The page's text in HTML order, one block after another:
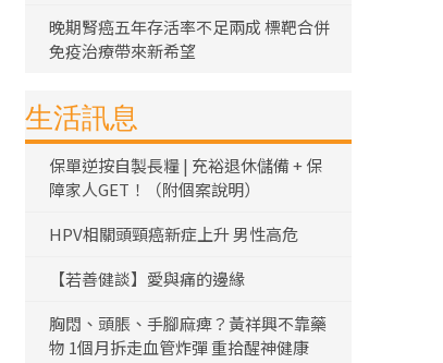
晚期腎癌五年存活率不足兩成 標靶合併
免疫治療帶來新希望
生活訊息
保單逆按自製長糧 | 充裕退休儲備 + 保
障家人GET！（附個案說明）
HPV相關頭頸癌新症上升 男性高危
【若善健談】愛與痛的邊緣
胸悶、頭脹、手腳麻痺？黃祥興不靠藥
物 1個月拆走血管炸彈 重拾醒神健康